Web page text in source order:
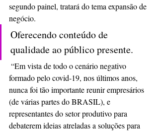
segundo painel, tratará do tema expansão de
negócio.
Oferecendo conteúdo de
qualidade ao público presente.
formado pelo covid-19, nos últimos anos,
nunca foi tão importante reunir empresários
(de várias partes do BRASIL), e
representantes do setor produtivo para
debaterem ideias atreladas a soluções para